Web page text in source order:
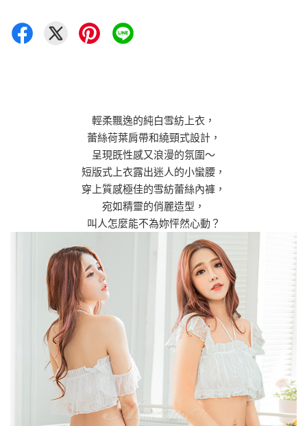
輕柔飄逸的純白雪紡上衣，
蕾絲荷葉肩帶和繞頸式設計，
呈現既性感又浪漫的氛圍～
短版式上衣露出迷人的小蠻腰，
穿上質感極佳的雪紡蕾絲內褲，
宛如精靈的俏麗造型，
叫人怎麼能不為妳怦然心動？